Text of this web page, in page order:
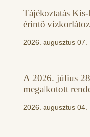
Tájékoztatás
érintő
2026. augusztus 07.
A 2026. július
megalkotott
2026. augusztus 04.